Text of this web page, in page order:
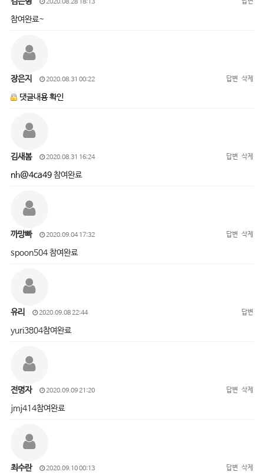
2020.08.28 18:13
참여완료~
장은지 2020.08.31 00:22 답변 삭제
댓글내용 확인
김새봄 2020.08.31 16:24 답변 삭제
nh@4ca49참여완료
까망빠 2020.09.04 17:32 답변 삭제
spoon504 참여완료
유리 2020.09.08 22:44 답변
yuri3804참여완료
전명자 2020.09.09 21:20 답변 삭제
jmj414참여완료
최수란 2020.09.10 00:13 답변 삭제